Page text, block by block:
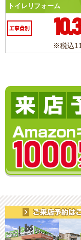
トイレリフォーム
工事費別 10.3
※税込